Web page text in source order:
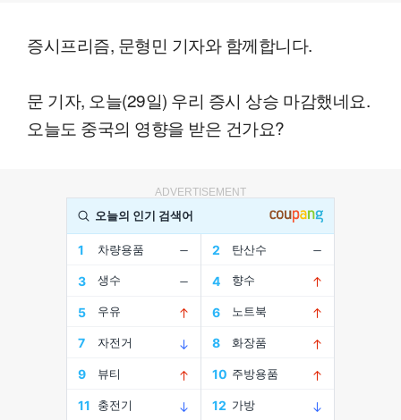
증시프리즘, 문형민 기자와 함께합니다.
문 기자, 오늘(29일) 우리 증시 상승 마감했네요.
오늘도 중국의 영향을 받은 건가요?
ADVERTISEMENT